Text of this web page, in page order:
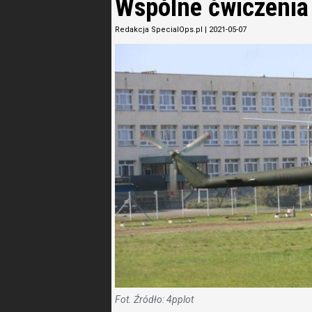
Wspólne
Redakcja SpecialOps.pl | 2021-05-07
Fot. Źródło: 4pplot